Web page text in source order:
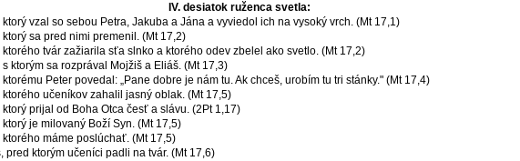
IV. desiatok ruženca svetla:
ktorý vzal so sebou Petra, Jakuba a Jána a vyviedol ich na vysoký vrch. (Mt 17,1)
ktorý sa pred nimi premenil. (Mt 17,2)
ktorého tvár zažiarila sťa slnko a ktorého odev zbelel ako svetlo. (Mt 17,2)
s ktorým sa rozprával Mojžiš a Eliáš. (Mt 17,3)
ktorému Peter povedal: „Pane dobre je nám tu. Ak chceš, urobím tu tri stánky." (Mt 17,4)
ktorého učeníkov zahalil jasný oblak. (Mt 17,5)
ktorý prijal od Boha Otca česť a slávu. (2Pt 1,17)
ktorý je milovaný Boží Syn. (Mt 17,5)
ktorého máme poslúchať. (Mt 17,5)
pred ktorým učeníci padli na tvár. (Mt 17,6)